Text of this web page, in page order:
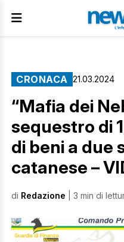
CRONACA 21.03.2024
“Mafia dei
sequestro di
di beni a due
catanese –
di Redazione | 3 min di